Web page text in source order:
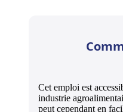
Cet emploi est
industrie
peut cependant en